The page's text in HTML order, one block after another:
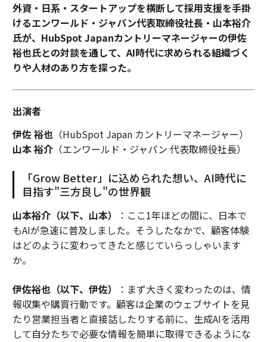
外資・日系・スタートアップを横断して採用支援を手掛
けるエンワールド・ジャパン代表取締役社長・山本裕介
氏が、HubSpot Japanカントリーマネージャーの伊佐
裕也氏との対談を通して、AI時代に求められる組織づく
りや人材のあり方を探った。
出演者
伊佐 裕也（HubSpot Japan カントリーマネージャー）
山本 裕介（エンワールド・ジャパン 代表取締役社長）
「Grow Better」に込められた想い、AI時代に
目指す"三方良し"の世界観
山本裕介（以下、山本）
：ここ1年ほどの間に、日本で
もAIが急速に普及しました。そうしたなかで、顧客体験
はどのように変わってきたと感じていらっしゃいます
か。
伊佐裕也（以下、伊佐）
：まず大きく変わったのは、情
報収集や購買行動です。顧客は企業のウェブサイトを見
たり営業担当者と直接話したりする前に、生成AIを活用
して自分たちで必要な情報を簡単に取得できるようにな